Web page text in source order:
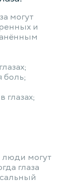
могут
и
боль;
люди могут
глаза